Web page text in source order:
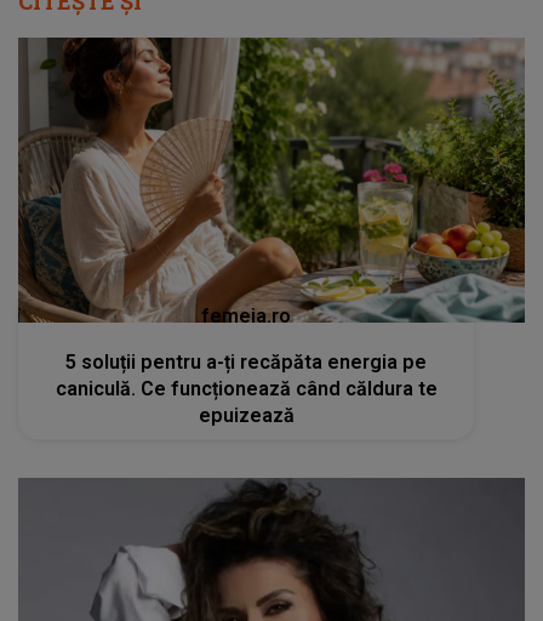
femeia.ro
5 soluții pentru a-ți recăpăta energia pe
caniculă. Ce funcționează când căldura te
epuizează